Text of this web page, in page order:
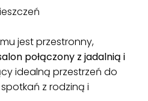
jest przestronny,
połączony z jadalnią i
idealną przestrzeń do
z rodziną i